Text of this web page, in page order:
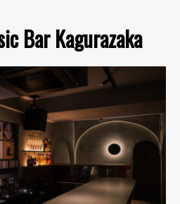
Bar Kagurazaka